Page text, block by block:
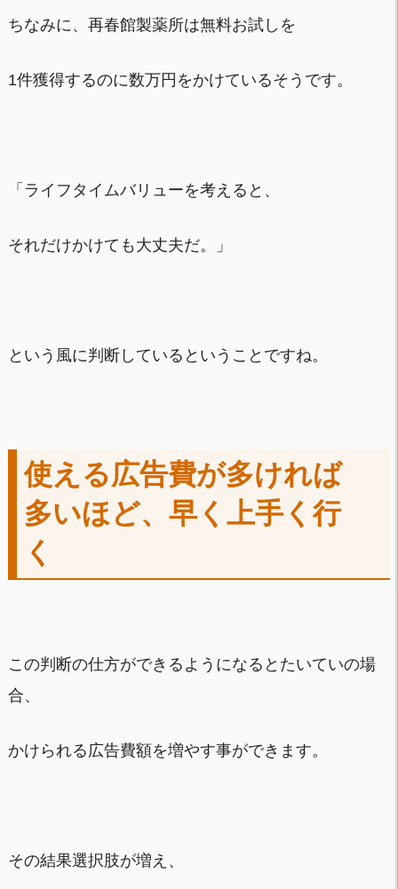
ちなみに、再春館製薬所は無料お試しを
1件獲得するのに数万円をかけているそうです。
「ライフタイムバリューを考えると、
それだけかけても大丈夫だ。」
という風に判断しているということですね。
使える広告費が多ければ
多いほど、早く上手く行
く
この判断の仕方ができるようになるとたいていの場
合、
かけられる広告費額を増やす事ができます。
その結果選択肢が増え、